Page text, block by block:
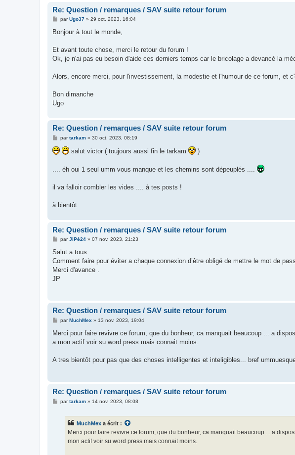
Re: Question / remarques / SAV suite retour forum
M
s
g
parUgo37» 29 oct. 2023, 16:04
Bonjour à tout le monde,
Et avant toute chose, merci le retour du forum !
Ok, je n'ai pas eu besoin d'aide ces derniers temps car le bricolage a devancé la
Alors, encore merci, pour l'investissement, la modestie et l'humour de ce forum, et
Bon dimanche
Ugo
Re: Question / remarques / SAV suite retour forum
M
s
s
e
partarkam» 30 oct. 2023, 08:19
salut victor ( toujours aussi fin le tarkam )
.... éh oui 1 seul umm vous manque et les chemins sont dépeuplés ....
il va falloir combler les vides .... à tes posts !
à bientôt
Re: Question / remarques / SAV suite retour forum
M
s
a
g
parJiPé24» 07 nov. 2023, 21:23
Salut a tous
Comment faire pour éviter a chaque connexion d’être obligé de mettre le mot de
Merci d'avance .
JP
Re: Question / remarques / SAV suite retour forum
M
s
a
parMuchMex » 13 nov. 2023, 19:04
Merci pour faire revivre ce forum, que du bonheur, ca manquait beaucoup ... a
a mon actif voir su word press mais connait moins.
A tres bientôt pour pas que des choses intelligentes et inteligibles... bref ummuesque
Re: Question / remarques / SAV suite retour forum
Mpartarkam» 14 nov. 2023, 08:08
MuchMex a écrit :
Merci pour faire revivre ce forum, que du bonheur, ca manquait beaucoup ... a
mon actif voir su word press mais connait moins.